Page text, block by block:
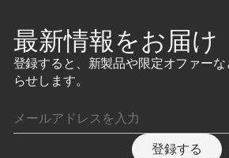
最新情報をお届け
登録すると、新製品や限定オファー
らせします。
登録する